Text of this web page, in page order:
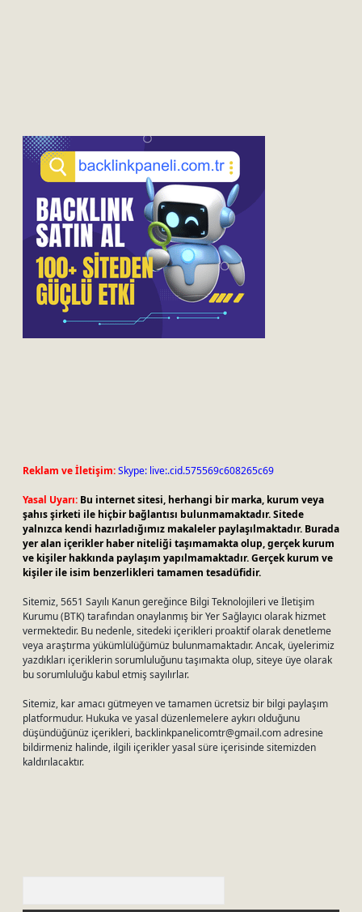
Reklam ve İletişim:Skype: live:.cid.575569c608265c69
Yasal Uyarı: Bu internet sitesi, herhangi bir marka, kurum veya
şahıs şirketi ile hiçbir bağlantısı bulunmamaktadır. Sitede
yalnızca kendi hazırladığımız makaleler paylaşılmaktadır. Burada
yer alan içerikler haber niteliği taşımamakta olup, gerçek kurum
ve kişiler hakkında paylaşım yapılmamaktadır. Gerçek kurum ve
kişiler ile isim benzerlikleri tamamen tesadüfidir.
Sitemiz, 5651 Sayılı Kanun gereğince Bilgi Teknolojileri ve İletişim
Kurumu (BTK) tarafından onaylanmış bir Yer Sağlayıcı olarak hizmet
vermektedir. Bu nedenle, sitedeki içerikleri proaktif olarak denetleme
veya araştırma yükümlülüğümüz bulunmamaktadır. Ancak, üyelerimiz
yazdıkları içeriklerin sorumluluğunu taşımakta olup, siteye üye olarak
bu sorumluluğu kabul etmiş sayılırlar.
Sitemiz, kar amacı gütmeyen ve tamamen ücretsiz bir bilgi paylaşım
platformudur. Hukuka ve yasal düzenlemelere aykırı olduğunu
düşündüğünüz içerikleri, backlinkpanelicomtr@gmail.comadresine
bildirmeniz halinde, ilgili içerikler yasal süre içerisinde sitemizden
kaldırılacaktır.